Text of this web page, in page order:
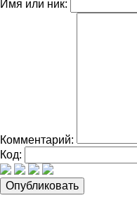
Имя или ник:
Комментарий:
Код: